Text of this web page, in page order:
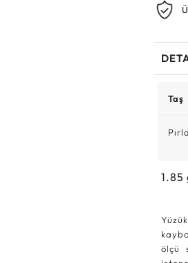
Taş
1.85
ölçü